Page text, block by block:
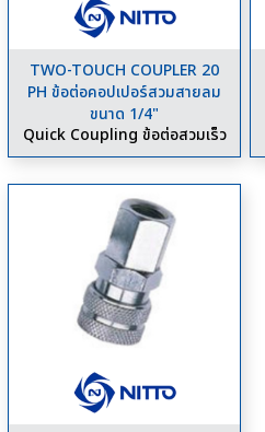
TWO-TOUCH COUPLER 20
PH ข้อต่อคอปเปอร์สวมสายลม
ขนาด 1/4"
Quick Coupling ข้อต่อสวมเร็ว